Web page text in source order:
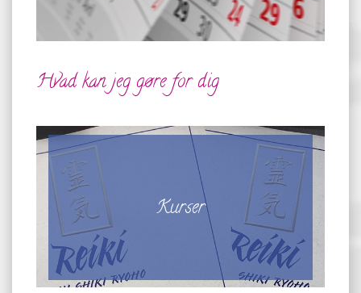
Hvad kan jeg gøre for dig
Kurser